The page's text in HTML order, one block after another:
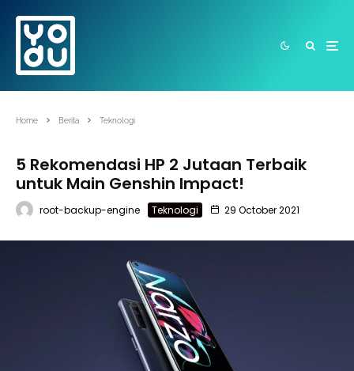
Home Berita Teknologi
5 Rekomendasi HP 2 Jutaan Terbaik
untuk Main Genshin Impact!
root-backup-engine Teknologi 29 October 2021